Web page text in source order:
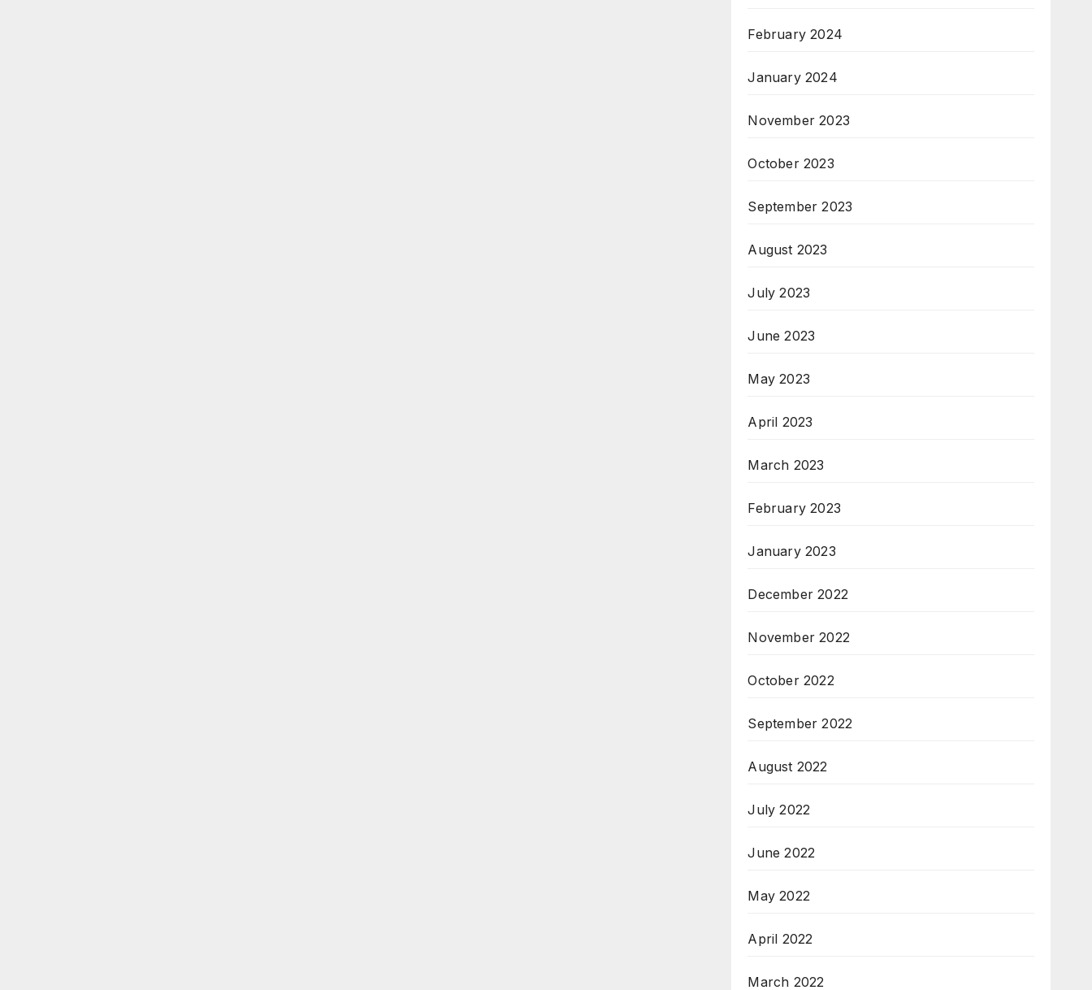
February 2024
January 2024
November 2023
October 2023
September 2023
August 2023
July 2023
June 2023
May 2023
April 2023
March 2023
February 2023
January 2023
December 2022
November 2022
October 2022
September 2022
August 2022
July 2022
June 2022
May 2022
April 2022
March 2022